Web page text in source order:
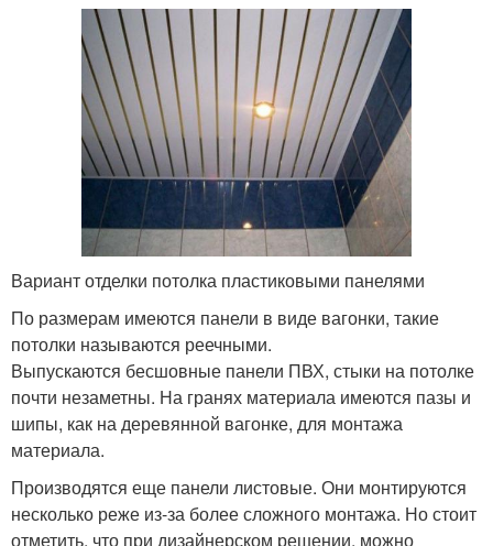
Вариант отделки потолка пластиковыми панелями
По размерам имеются панели в виде вагонки, такие
потолки называются реечными.
Выпускаются бесшовные панели ПВХ, стыки на потолке
почти незаметны. На гранях материала имеются пазы и
шипы, как на деревянной вагонке, для монтажа
материала.
Производятся еще панели листовые. Они монтируются
несколько реже из-за более сложного монтажа. Но стоит
отметить, что при дизайнерском решении, можно